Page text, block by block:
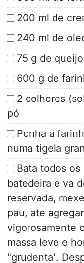
200 ml de
240 ml de
75 g de
600 g de
2 colheres
pó
Ponha a
numa tigela
Bata todos
batedeira e va
reservada,
pau, ate
vigorosamente
massa leve e
"grudenta".